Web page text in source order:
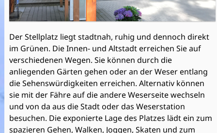
Der Stellplatz liegt stadtnah, ruhig und dennoch direkt
im Grünen. Die Innen- und Altstadt erreichen Sie auf
verschiedenen Wegen. Sie können durch die
anliegenden Gärten gehen oder an der Weser entlang
die Sehenswürdigkeiten erreichen. Alternativ können
sie mit der Fähre auf die andere Weserseite wechseln
und von da aus die Stadt oder das Weserstation
besuchen. Die exponierte Lage des Platzes lädt ein zum
spazieren Gehen, Walken, Joggen, Skaten und zum